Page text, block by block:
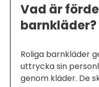
Vad är
barnkläder?
Roliga barnkläder
uttrycka sin
genom kläder. De